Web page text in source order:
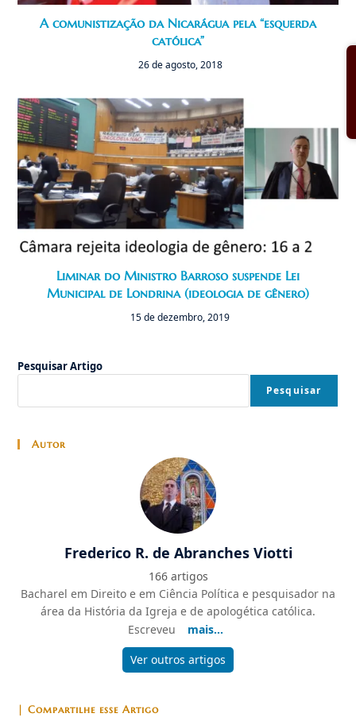
A comunistização da Nicarágua pela “esquerda
católica”
26 de agosto, 2018
Liminar do Ministro Barroso suspende Lei
Municipal de Londrina (ideologia de gênero)
15 de dezembro, 2019
Pesquisar Artigo
Pesquisar
Autor
Frederico R. de Abranches Viotti
166 artigos
Bacharel em Direito e em Ciência Política e pesquisador na
área da História da Igreja e de apologética católica.
Escreveu
mais...
Ver outros artigos
| Compartilhe esse Artigo